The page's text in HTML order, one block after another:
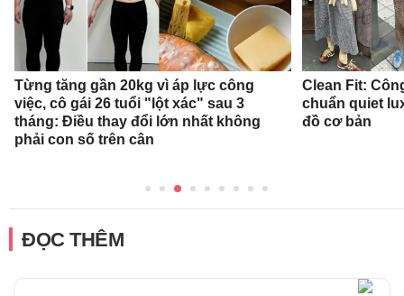
Từng tăng gần 20kg vì áp lực công
việc, cô gái 26 tuổi "lột xác" sau 3
tháng: Điều thay đổi lớn nhất không
phải con số trên cân
Clean Fit:
chuẩn quiet
đồ cơ bản
ĐỌC THÊM